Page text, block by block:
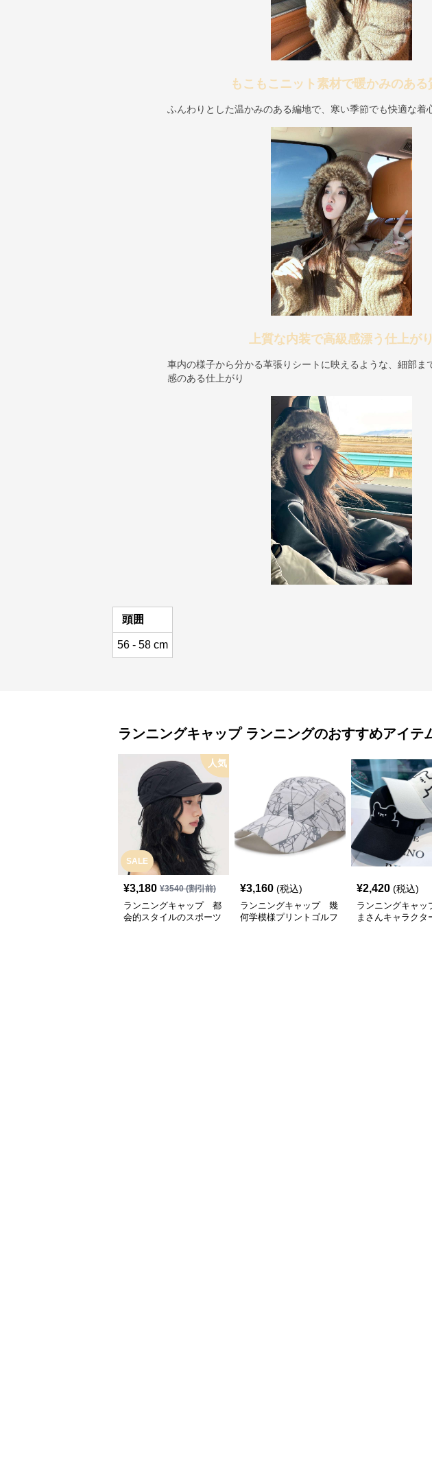
もこもこニット素材で暖かみのある
ふんわりとした温かみのある編地で、寒い季節でも快適な着
上質な内装で高級感漂う仕上がり
車内の様子から分かる革張りシートに映えるような、細部ま
感のある仕上がり
頭囲
56 - 58 cm
ランニングキャップ ランニングのおすすめアイテ
SALE
人気
¥3,180 ¥3540(割引前)
ランニングキャップ 都
会的スタイルのスポーツ
¥3,160 (税込)
ランニングキャップ 幾
何学模様プリントゴルフ
¥2,420 (税込)
ランニングキャ
まさんキャラクタ